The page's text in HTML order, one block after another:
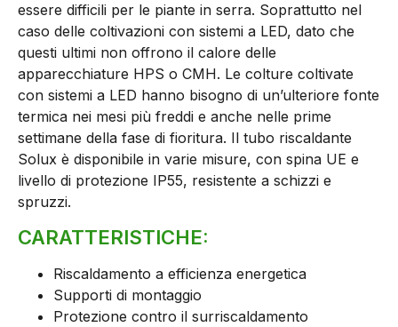
essere difficili per le piante in serra. Soprattutto nel
caso delle coltivazioni con sistemi a LED, dato che
questi ultimi non offrono il calore delle
apparecchiature HPS o CMH. Le colture coltivate
con sistemi a LED hanno bisogno di un’ulteriore fonte
termica nei mesi più freddi e anche nelle prime
settimane della fase di fioritura. Il tubo riscaldante
Solux è disponibile in varie misure, con spina UE e
livello di protezione IP55, resistente a schizzi e
spruzzi.
CARATTERISTICHE:
Riscaldamento a efficienza energetica
Supporti di montaggio
Protezione contro il surriscaldamento